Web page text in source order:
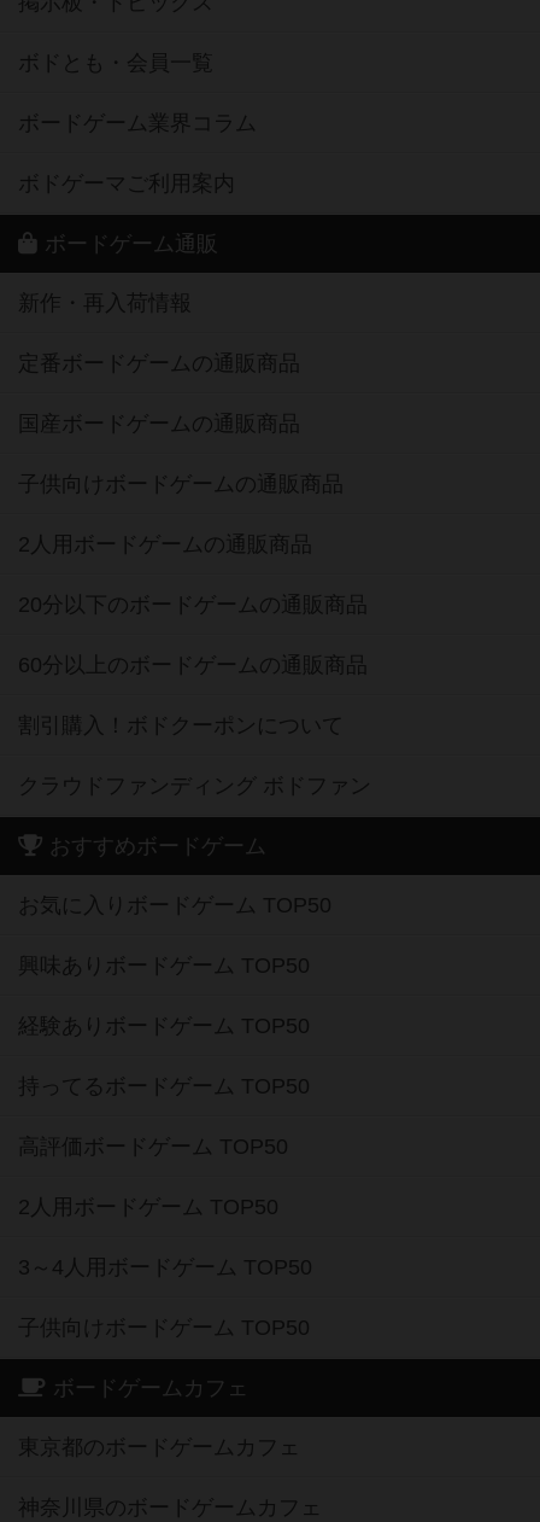
ボドとも・会員一覧
ボードゲーム業界コラム
ボドゲーマご利用案内
ボードゲーム通販
新作・再入荷情報
定番ボードゲームの通販商品
国産ボードゲームの通販商品
子供向けボードゲームの通販商品
2人用ボードゲームの通販商品
20分以下のボードゲームの通販商品
60分以上のボードゲームの通販商品
割引購入！ボドクーポンについて
クラウドファンディング ボドファン
おすすめボードゲーム
お気に入りボードゲーム TOP50
興味ありボードゲーム TOP50
経験ありボードゲーム TOP50
持ってるボードゲーム TOP50
高評価ボードゲーム TOP50
2人用ボードゲーム TOP50
3～4人用ボードゲーム TOP50
子供向けボードゲーム TOP50
ボードゲームカフェ
東京都のボードゲームカフェ
神奈川県のボードゲームカフェ